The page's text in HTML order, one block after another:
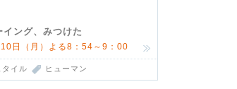
イング、みつけた
日（月）よる8：54～9：00
タイル ヒューマン